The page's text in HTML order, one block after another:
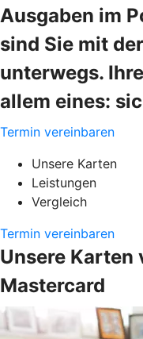
Ausgaben im
sind Sie mit
unterwegs.
allem eines:
Termin vereinbaren
Unsere Karten
Leistungen
Vergleich
Termin vereinbaren
Unsere Karten
Mastercard